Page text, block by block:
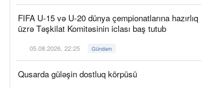
FIFA U-15 və U-20 dünya çempionatlarına hazırlıq
üzrə Təşkilat Komitəsinin iclası baş tutub
05.08.2026, 22:25 Gündəm
Qusarda güləşin dostluq körpüsü